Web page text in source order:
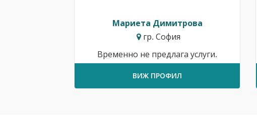
Мариета Димитрова
гр. София
Временно не предлага услуги.
ВИЖ ПРОФИЛ